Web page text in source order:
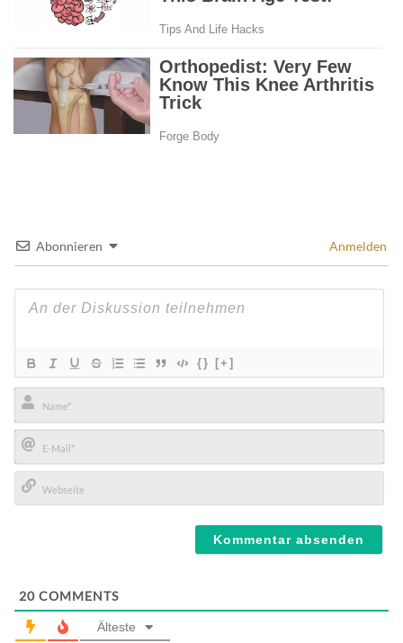
Abonnieren Anmelden
{} [+]
Name*
E-
Mail*
20 COMMENTS
Älteste